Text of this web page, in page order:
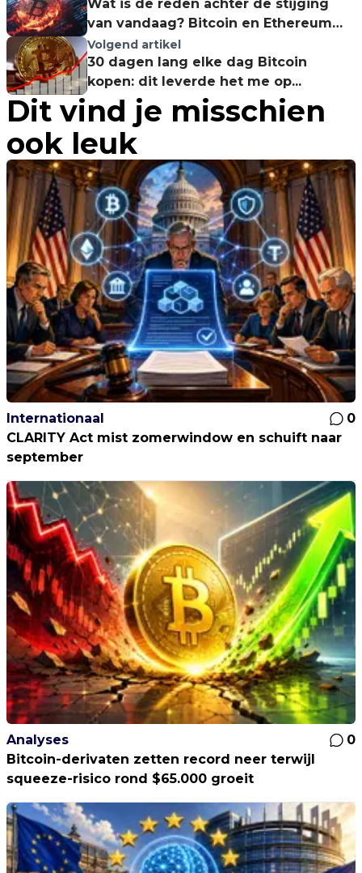
Wat is de reden achter de stijging
van vandaag? Bitcoin en Ethereum
leiden de dans!
Volgend artikel
30 dagen lang elke dag Bitcoin
kopen: dit leverde het me op...
Dit vind je misschien
ook leuk
Internationaal
0
CLARITY Act mist zomerwindow en schuift naar
september
Analyses
0
Bitcoin-derivaten zetten record neer terwijl
squeeze-risico rond $65.000 groeit